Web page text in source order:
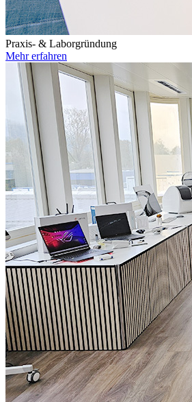
Praxis- & Laborgründung
Mehr erfahren